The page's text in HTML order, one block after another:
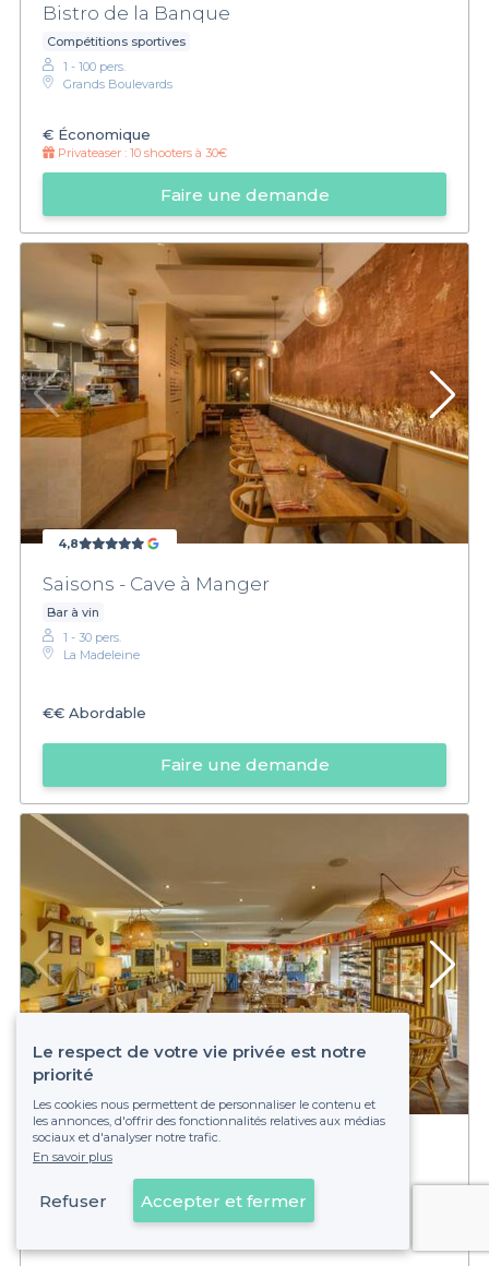
Bistro de la Banque
Compétitions sportives
1 - 100 pers.
Grands Boulevards
€ Économique
Privateaser : 10 shooters à 30€
Faire une demande
4,8
Saisons - Cave à Manger
Bar à vin
1 - 30 pers.
La Madeleine
€€ Abordable
Faire une demande
5,0 (1)
La Côte et L'Arête - L'Union
15 - 300 pers.
Voir sur la carte
Le respect de votre vie privée est notre
priorité
Les cookies nous permettent de personnaliser le contenu et
les annonces, d'offrir des fonctionnalités relatives aux médias
sociaux et d'analyser notre trafic.
En savoir plus
Refuser Accepter et fermer